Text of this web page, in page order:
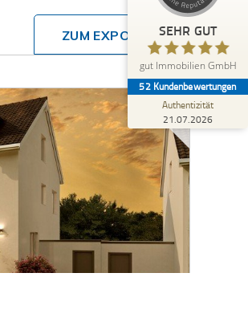
ZUM EXPOSÉ SEHR GUT
gut Immobilien GmbH
52 Kundenbewertungen
Authentizität
21.07.2026
Blick aufs ProvenExpert-Profil werfen
Anonym
5,00
Sehr freundliche und kompetente Mitarbeiter.